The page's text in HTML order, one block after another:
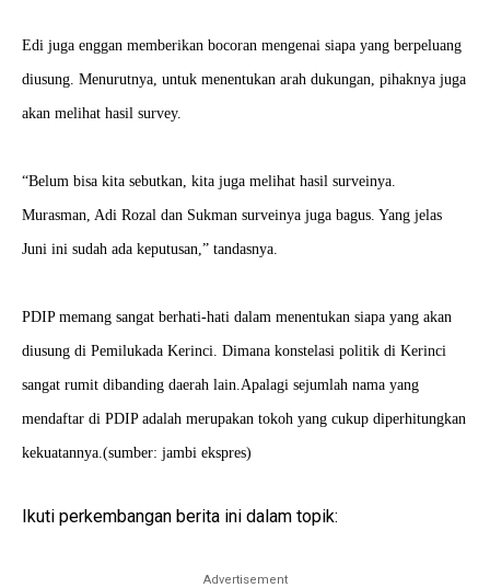
Edi juga enggan memberikan bocoran mengenai siapa yang berpeluang
diusung. Menurutnya, untuk menentukan arah dukungan, pihaknya juga
akan melihat hasil survey.
“Belum bisa kita sebutkan, kita juga melihat hasil surveinya.
Murasman, Adi Rozal dan Sukman surveinya juga bagus. Yang jelas
Juni ini sudah ada keputusan,” tandasnya.
PDIP memang sangat berhati-hati dalam menentukan siapa yang akan
diusung di Pemilukada Kerinci. Dimana konstelasi politik di Kerinci
sangat rumit dibanding daerah lain.Apalagi sejumlah nama yang
mendaftar di PDIP adalah merupakan tokoh yang cukup diperhitungkan
kekuatannya.(sumber: jambi ekspres)
Ikuti perkembangan berita ini dalam topik:
Advertisement